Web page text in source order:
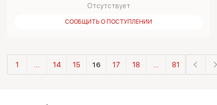
Отсутствует
СООБЩИТЬ О ПОСТУПЛЕНИИ
1 ... 14 15 16 17 18 ... 81